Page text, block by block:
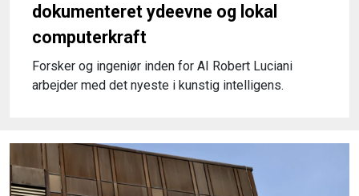
dokumenteret ydeevne og lokal
computerkraft
Forsker og ingeniør inden for AI Robert Luciani
arbejder med det nyeste i kunstig intelligens.